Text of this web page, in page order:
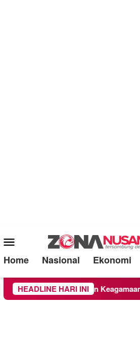
Mobile
Menu
Home Nasional Ekonomi
HEADLINE HARI INI
Ikuti Kegiatan Keagamaan, Begini